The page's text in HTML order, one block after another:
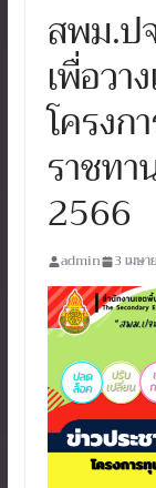
สพม.ป
เพื่อวา
โครงก
ราชทา
2566
admin 3 เมษ